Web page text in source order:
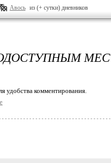
Авось из (+ сутки) дневников
удобства комментирования.